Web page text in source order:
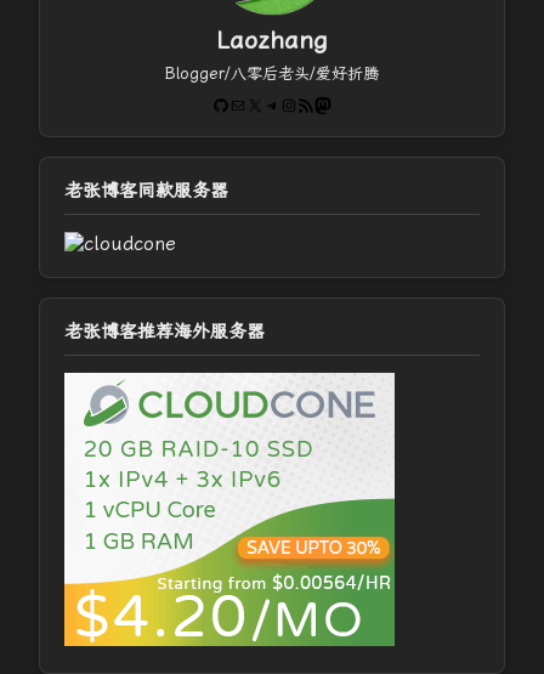
Laozhang
Blogger/八零后老头/爱好折腾
GitHub
电子邮件 X Telegram
Instagram
RSS FeedMastodon
老张博客同款服务器
老张博客推荐海外服务器